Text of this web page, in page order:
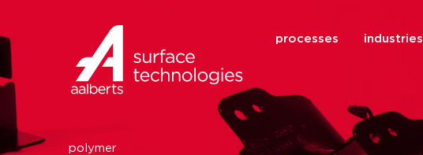
processes industries
polymer